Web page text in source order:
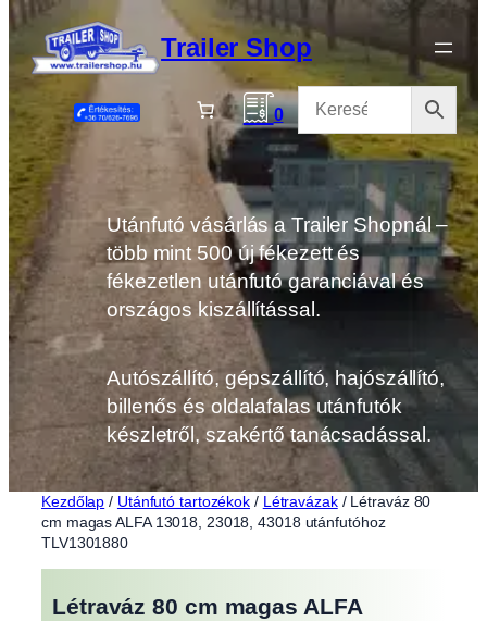
Ugrás
a
tartalomhoz
Trailer Shop
0
Utánfutó vásárlás a Trailer Shopnál –
több mint 500 új fékezett és
fékezetlen utánfutó garanciával és
országos kiszállítással.
Autószállító, gépszállító, hajószállító,
billenős és oldalafalas utánfutók
készletről, szakértő tanácsadással.
Kezdőlap / Utánfutó tartozékok / Létravázak/ Létraváz 80
cm magas ALFA 13018, 23018, 43018 utánfutóhoz
TLV1301880
Létraváz 80 cm magas ALFA